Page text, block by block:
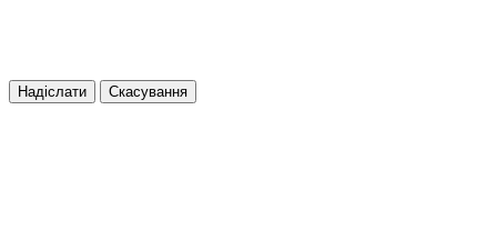
Надіслати Скасування